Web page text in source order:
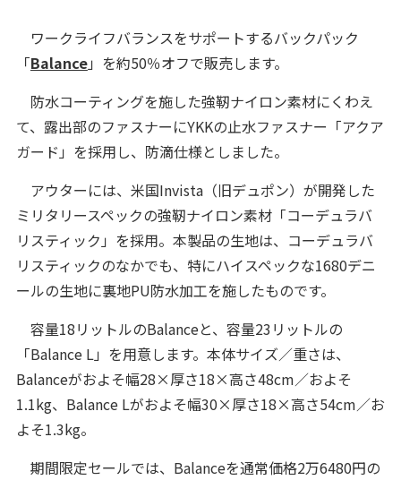
ワークライフバランスをサポートするバックパック
「Balance」を約50％オフで販売します。
防水コーティングを施した強靭ナイロン素材にくわえ
て、露出部のファスナーにYKKの止水ファスナー「アクア
ガード」を採用し、防滴仕様としました。
アウターには、米国Invista（旧デュポン）が開発した
ミリタリースペックの強靭ナイロン素材「コーデュラバ
リスティック」を採用。本製品の生地は、コーデュラバ
リスティックのなかでも、特にハイスペックな1680デニ
ールの生地に裏地PU防水加工を施したものです。
容量18リットルのBalanceと、容量23リットルの
「Balance L」を用意します。本体サイズ／重さは、
Balanceがおよそ幅28×厚さ18×高さ48cm／およそ
1.1kg、Balance Lがおよそ幅30×厚さ18×高さ54cm／お
よそ1.3kg。
期間限定セールでは、Balanceを通常価格2万6480円の